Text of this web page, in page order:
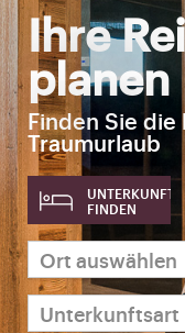
Ihre
planen
Finden Sie
Traumurlaub
UNTERKUNFT
FINDEN